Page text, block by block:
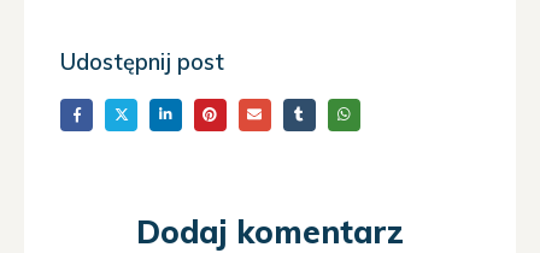
Udostępnij post
Dodaj komentarz